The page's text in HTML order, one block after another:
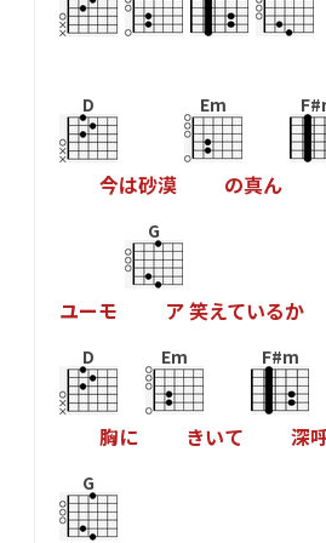
D
今は砂漠
Em
の真ん
ユーモ
G
ア笑えているか
D
胸に
Em
きいて
F#m
深
G